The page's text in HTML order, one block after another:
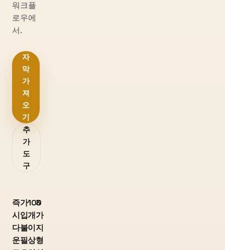
워크플
로우에
서.
자
막
가
져
오
기
추
가
도
구
즉
시
다
운
가
입
불
필
100
개
이
상
3
가
지
형